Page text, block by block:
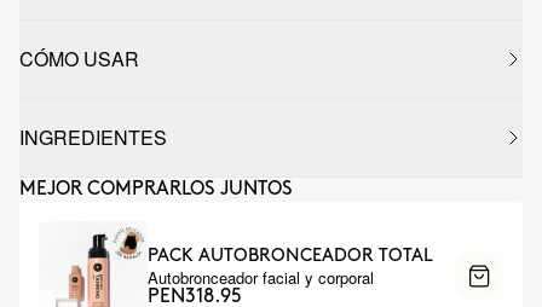
CÓMO USAR
INGREDIENTES
MEJOR COMPRARLOS JUNTOS
PACK AUTOBRONCEADOR TOTAL
Autobronceador facial y corporal
PEN318.95